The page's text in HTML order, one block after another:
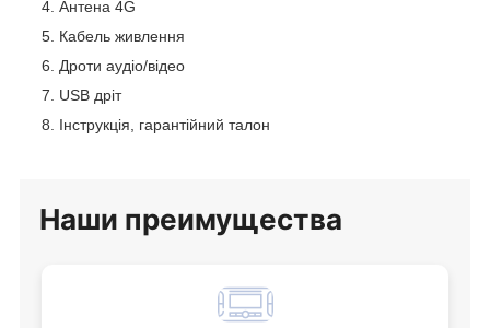
Антена 4G
Кабель живлення
Дроти аудіо/відео
USB дріт
Інструкція, гарантійний талон
Наши преимущества